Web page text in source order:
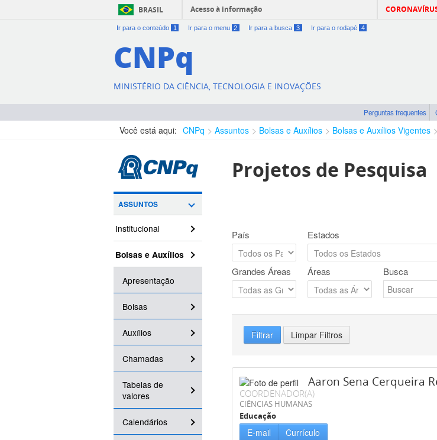
BRASIL Acesso à informação
Ir para o conteúdo 1 Ir para o menu 2 Ir para a busca 3 Ir para o rodapé 4
CNPq
MINISTÉRIO DA CIÊNCIA, TECNOLOGIA E INOVAÇÕES
Perguntas frequentes
Você está aqui: CNPq Assuntos Bolsas e Auxílios Bolsas e Auxílios Vigentes
ASSUNTOS
Institucional
Bolsas e Auxílios
Apresentação
Bolsas
Auxílios
Chamadas
Tabelas de
valores
Calendários
Projetos de Pesquisa
País Estados
Grandes Áreas Áreas Busca
Filtrar Limpar Filtros
Aaron Sena Cerqueira
COORDENADOR(A)
CIÊNCIAS HUMANAS
Educação
E-mail Currículo